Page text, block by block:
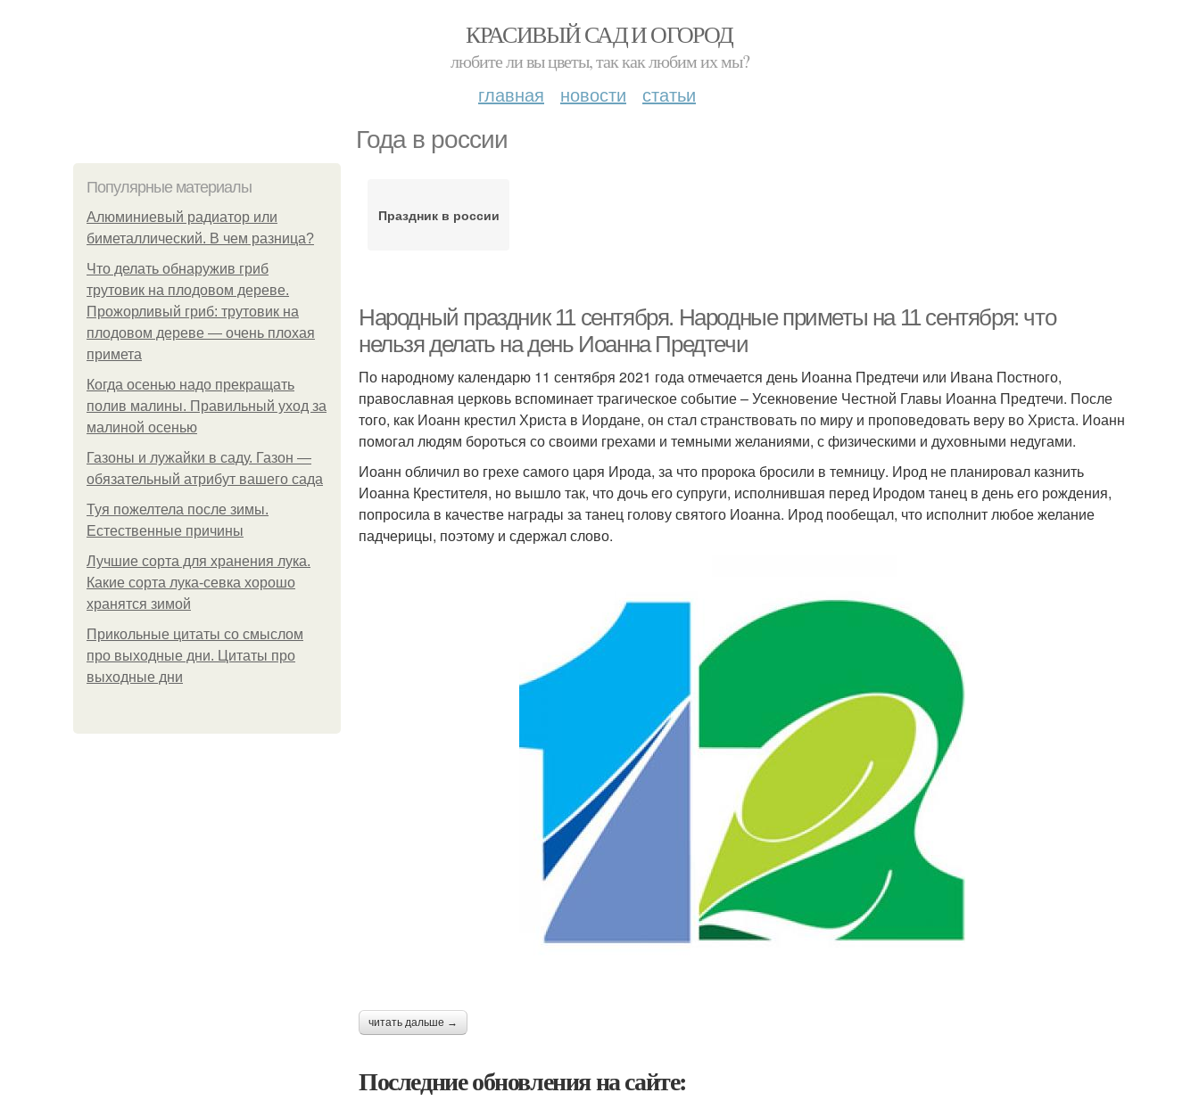
КРАСИВЫЙ САД И ОГОРОД
любите ли вы цветы, так как любим их мы?
главная новости статьи
Года в россии
Популярные материалы
Алюминиевый радиатор или
биметаллический. В чем разница?
Что делать обнаружив гриб
трутовик на плодовом дереве.
Прожорливый гриб: трутовик на
плодовом дереве — очень плохая
примета
Когда осенью надо прекращать
полив малины. Правильный уход за
малиной осенью
Газоны и лужайки в саду. Газон —
обязательный атрибут вашего сада
Туя пожелтела после зимы.
Естественные причины
Лучшие сорта для хранения лука.
Какие сорта лука-севка хорошо
хранятся зимой
Прикольные цитаты со смыслом
про выходные дни. Цитаты про
выходные дни
Праздник в россии
Народный праздник 11 сентября. Народные приметы на 11 сентября: что
нельзя делать на день Иоанна Предтечи
По народному календарю 11 сентября 2021 года отмечается день Иоанна Предтечи или Ивана Постного,
православная церковь вспоминает трагическое событие – Усекновение Честной Главы Иоанна Предтечи. После
того, как Иоанн крестил Христа в Иордане, он стал странствовать по миру и проповедовать веру во Христа. Иоанн
помогал людям бороться со своими грехами и темными желаниями, с физическими и духовными недугами.
Иоанн обличил во грехе самого царя Ирода, за что пророка бросили в темницу. Ирод не планировал казнить
Иоанна Крестителя, но вышло так, что дочь его супруги, исполнившая перед Иродом танец в день его рождения,
попросила в качестве награды за танец голову святого Иоанна. Ирод пообещал, что исполнит любое желание
падчерицы, поэтому и сдержал слово.
читать дальше →
Последние обновления на сайте: